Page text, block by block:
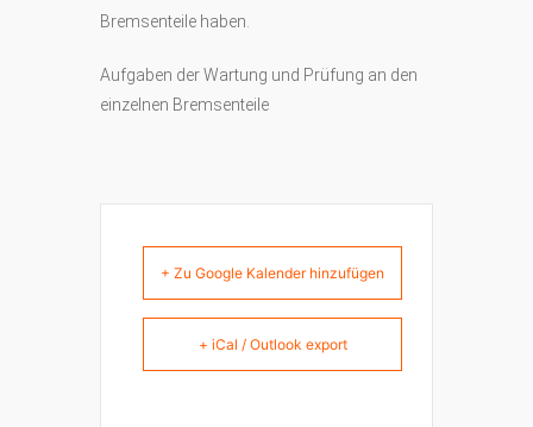
Bremsenteile haben.
Aufgaben der Wartung und Prüfung an den
einzelnen Bremsenteile
+ Zu Google Kalender hinzufügen
+ iCal / Outlook export